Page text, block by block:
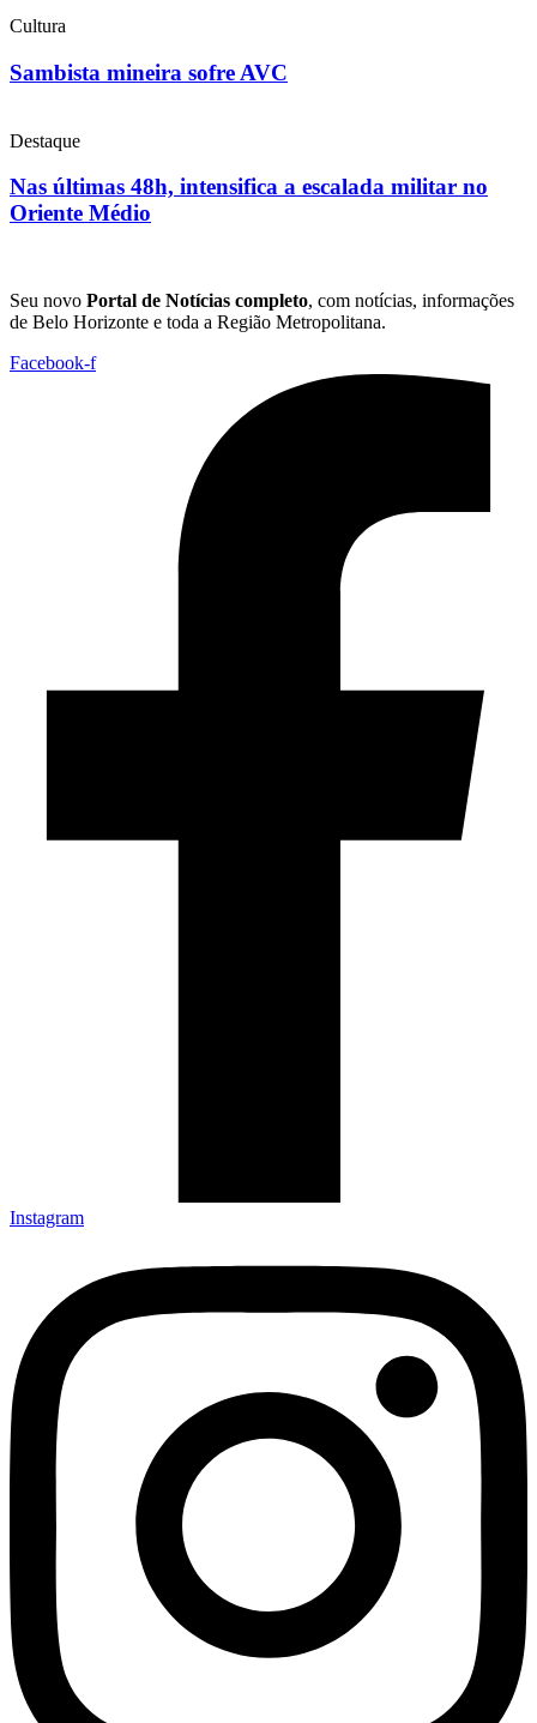
Cultura
Sambista mineira sofre AVC
Destaque
Nas últimas 48h, intensifica a escalada militar no
Oriente Médio
Seu novo Portal de Notícias completo, com notícias, informações
de Belo Horizonte e toda a Região Metropolitana.
Facebook-f
Instagram